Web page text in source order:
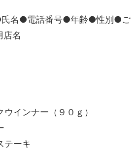
名●電話番号●年齢●性別●ご
名
インナー（９０ｇ）
テーキ